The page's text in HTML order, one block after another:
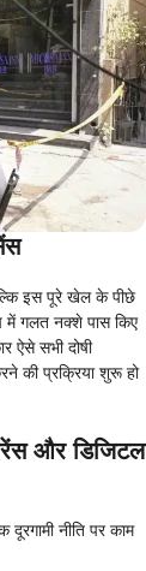
इस पूरे खेल के पीछे
में गलत नक्शे पास किए
ऐसे सभी दोषी
की प्रक्रिया शुरू हो
और डिजिटल
नीति पर काम